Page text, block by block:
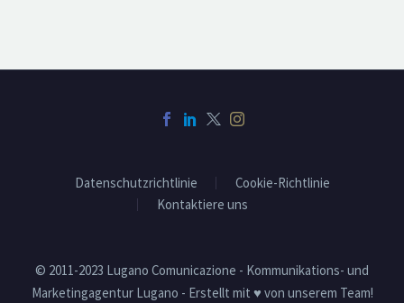
Datenschutzrichtlinie
Cookie-Richtlinie
Kontaktiere uns
© 2011-2023 Lugano Comunicazione - Kommunikations- und
Marketingagentur Lugano - Erstellt mit ♥ von unserem Team!